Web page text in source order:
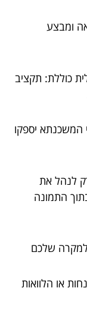
ומבצע
כוללת: תקציב
המשכנתא יספקו
לנהל את
התמונה
למקרה שלכם
או הלוואות